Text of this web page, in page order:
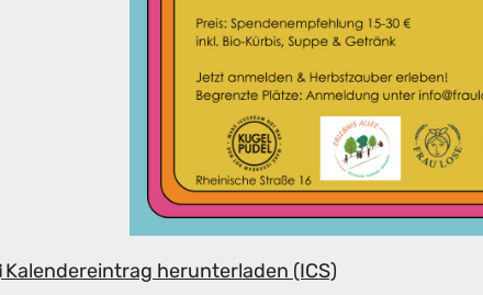
Kalendereintrag herunterladen (ICS)